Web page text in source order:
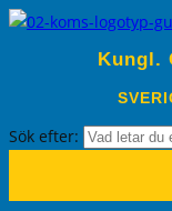
Kungl.
Sök efter: